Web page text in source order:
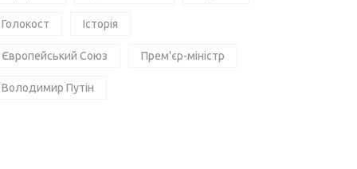
Голокост Історія
Європейський Союз Прем'єр-міністр
Володимир Путін